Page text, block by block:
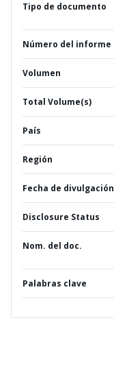
Tipo de documento
Número del informe
Volumen
Total Volume(s)
País
Región
Fecha de divulgación
Disclosure Status
Nom. del doc.
Palabras clave